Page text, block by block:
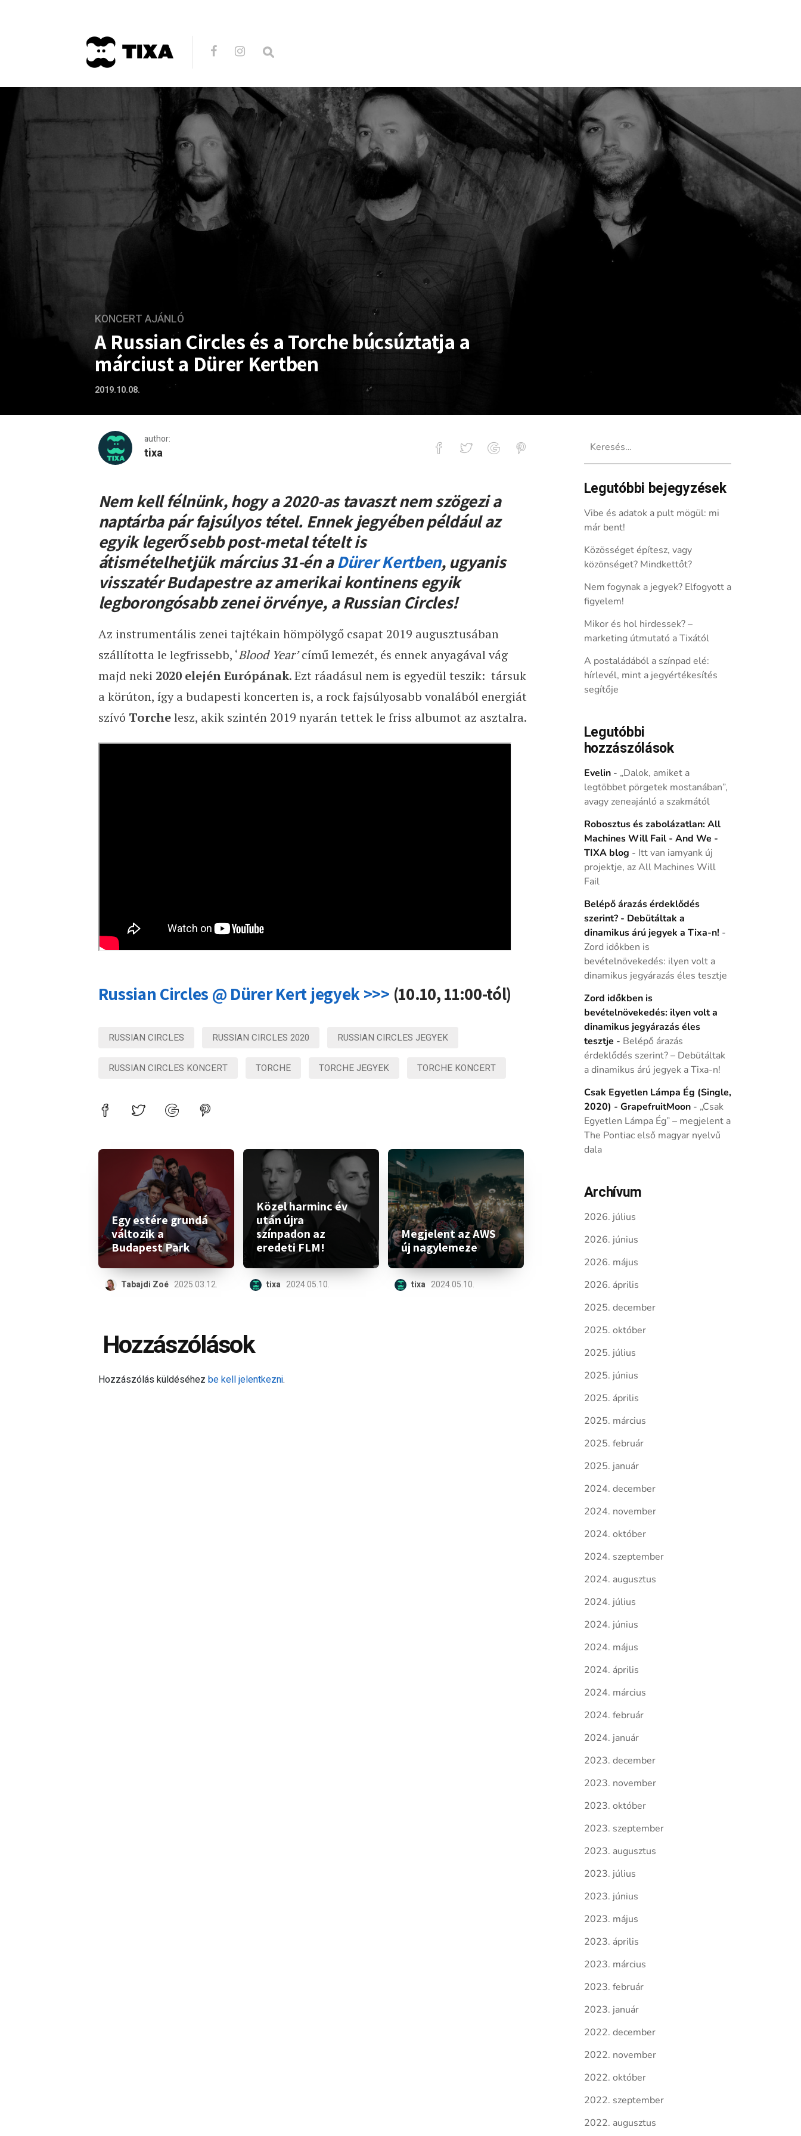
KONCERT AJÁNLÓ
A Russian Circles és a Torche búcsúztatja a
márciust a Dürer Kertben
2019.10.08.
author:
tixa
A Russian Circles és a Torche búcsúztatja a márciust a Dürer Kertben
Nem kell félnünk, hogy a 2020-as tavaszt nem szögezi a
naptárba pár fajsúlyos tétel. Ennek jegyében például az
egyik legerősebb post-metal tételt is
átismételhetjükmárcius 31-én aDürer Kertben, ugyanis
visszatér Budapestre az amerikai kontinens egyik
legborongósabb zenei örvénye, a Russian Circles!
Az instrumentális zenei tajtékain hömpölygő csapat 2019 augusztusában
szállította le legfrissebb, ‘Blood Year’című lemezét, és ennek anyagával vág
majd neki 2020 elején Európának. Ezt ráadásul nem is egyedül teszik: társuk
a körúton, így a budapesti koncerten is, a rock fajsúlyosabb vonalából energiát
szívó Torchelesz, akik szintén 2019 nyarán tettek le friss albumot az asztalra.
Russian Circles @ Dürer Kert jegyek >>> (10.10, 11:00-tól)
RUSSIAN CIRCLES RUSSIAN CIRCLES 2020 RUSSIAN CIRCLES JEGYEK
RUSSIAN CIRCLES KONCERT TORCHE TORCHE JEGYEK TORCHE KONCERT
Egy estére grundá
változik a
Budapest Park
Tabajdi Zoé 2025.03.12.
Közel harminc év
után újra
színpadon az
eredeti FLM!
tixa 2024.05.10.
Megjelent az AWS
új nagylemeze
tixa 2024.05.10.
Hozzászólások
Hozzászólás küldéséhez be kell jelentkezni.
Legutóbbi bejegyzések
Vibe és adatok a pult mögül: mi
már bent!
Közösséget építesz, vagy
közönséget? Mindkettőt?
Nem fogynak a jegyek? Elfogyott a
figyelem!
Mikor és hol hirdessek? –
marketing útmutató a Tixától
A postaládából a színpad elé:
hírlevél, mint a jegyértékesítés
segítője
Legutóbbi
hozzászólások
Evelin- „Dalok, amiket a
legtöbbet pörgetek mostanában”,
avagy zeneajánló a szakmától
Robosztus és zabolázatlan: All
Machines Will Fail - And We -
TIXA blog - Itt van iamyank új
projektje, az All Machines Will
Fail
Belépő árazás érdeklődés
szerint? - Debütáltak a
dinamikus árú jegyek a Tixa-n! -
Zord időkben is
bevételnövekedés: ilyen volt a
dinamikus jegyárazás éles tesztje
Zord időkben is
bevételnövekedés: ilyen volt a
dinamikus jegyárazás éles
tesztje - Belépő árazás
érdeklődés szerint? – Debütáltak
a dinamikus árú jegyek a Tixa-n!
Csak Egyetlen Lámpa Ég (Single,
2020) - GrapefruitMoon- „Csak
Egyetlen Lámpa Ég” – megjelent a
The Pontiac első magyar nyelvű
dala
Archívum
2026. július
2026. június
2026. május
2026. április
2025. december
2025. október
2025. július
2025. június
2025. április
2025. március
2025. február
2025. január
2024. december
2024. november
2024. október
2024. szeptember
2024. augusztus
2024. július
2024. június
2024. május
2024. április
2024. március
2024. február
2024. január
2023. december
2023. november
2023. október
2023. szeptember
2023. augusztus
2023. július
2023. június
2023. május
2023. április
2023. március
2023. február
2023. január
2022. december
2022. november
2022. október
2022. szeptember
2022. augusztus